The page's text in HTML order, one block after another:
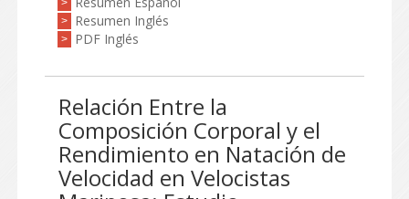
>
> Resumen Inglés
> PDF Inglés
Relación Entre la
Composición Corporal y el
Rendimiento en Natación de
Velocidad en Velocistas